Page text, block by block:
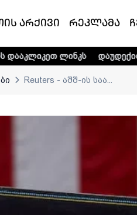
არქივი რეკლამა
დაუდექით მხარში
Reuters - აშშ-ის საა...